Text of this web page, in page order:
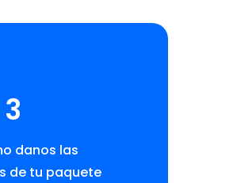
3
danos las
de tu paquete